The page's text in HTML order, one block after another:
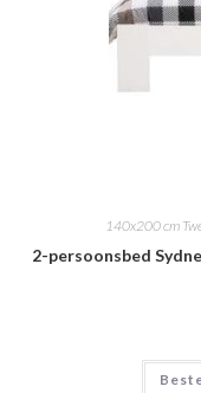
140x200 cm
2-persoonsbed